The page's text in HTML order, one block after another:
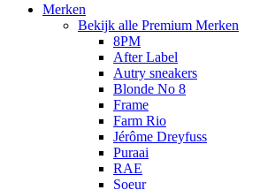
Merken
Bekijk alle Premium Merken
8PM
After Label
Autry sneakers
Blonde No 8
Frame
Farm Rio
Jérôme Dreyfuss
Puraai
RAE
Soeur